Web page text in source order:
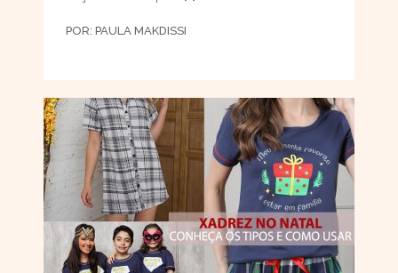
POR: PAULA MAKDISSI